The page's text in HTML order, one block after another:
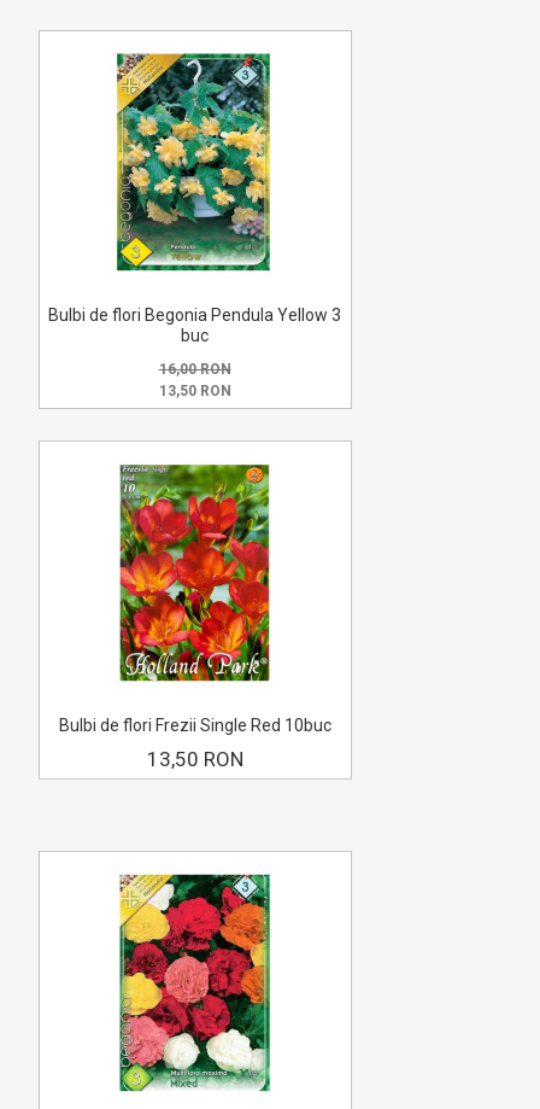
Bulbi de flori Begonia Pendula Yellow 3
buc
16,00 RON
13,50 RON
Bulbi de flori Frezii Single Red 10buc
13,50 RON